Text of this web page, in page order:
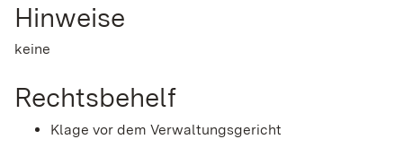
Hinweise
keine
Rechtsbehelf
Klage vor dem Verwaltungsgericht